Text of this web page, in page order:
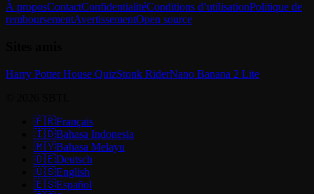
À proposContactConfidentialitéConditions d’utilisationPolitique de
remboursementAvertissementOpen source
Harry Potter House QuizStonk RiderNano Banana 2 Lite
🇫🇷Français
🇮🇩Bahasa Indonesia
🇲🇾Bahasa Melayu
🇩🇪Deutsch
🇺🇸English
🇪🇸Español